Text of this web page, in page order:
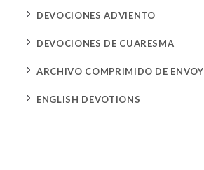
5 DEVOCIONES ADVIENTO
5 DEVOCIONES DE CUARESMA
5 ARCHIVO COMPRIMIDO DE ENVOY
5 ENGLISH DEVOTIONS